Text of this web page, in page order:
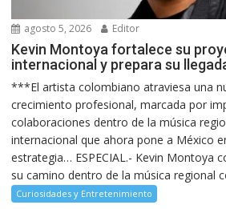
agosto 5, 2026 Editor
Kevin Montoya fortalece su
internacional y prepara su
***El artista colombiano atraviesa una
crecimiento profesional, marcada por
colaboraciones dentro de la música
internacional que ahora pone a México
estrategia… ESPECIAL.- Kevin Montoya
su camino dentro de la música regional
Curiosidades y Entretenimiento